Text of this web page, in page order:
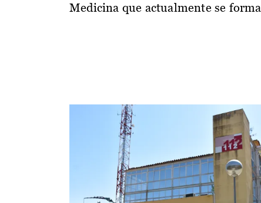
Medicina que actualmente se